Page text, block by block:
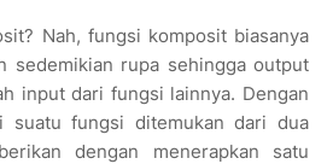
Nah, fungsi komposit biasanya
sedemikian rupa sehingga output
input dari fungsi lainnya. Dengan
suatu fungsi ditemukan dari dua
dengan menerapkan satu